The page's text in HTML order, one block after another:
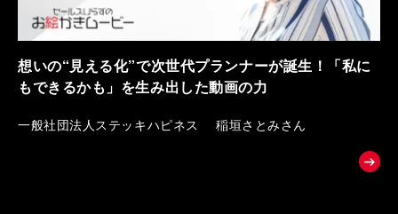
想いの“見える化”で次世代プランナーが誕生！「私に
もできるかも」を生み出した動画の力
一般社団法人ステッキハピネス 稲垣さとみさん